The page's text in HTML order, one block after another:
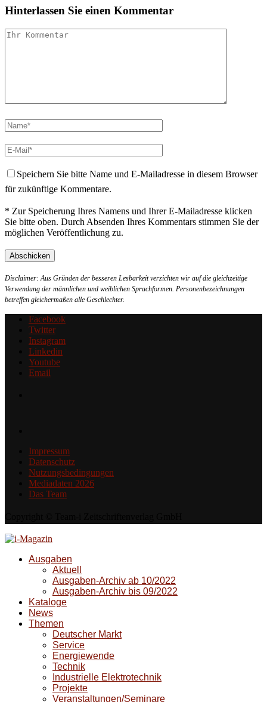
Hinterlassen Sie einen Kommentar
Speichern Sie bitte Name und E-Mailadresse in diesem Browser
für zukünftige Kommentare.
* Zur Speicherung Ihres Namens und Ihrer E-Mailadresse klicken
Sie bitte oben. Durch Absenden Ihres Kommentars stimmen Sie der
möglichen Veröffentlichung zu.
Disclaimer: Aus Gründen der besseren Lesbarkeit verzichten wir auf die gleichzeitige
Verwendung der männlichen und weiblichen Sprachformen. Personenbezeichnungen
betreffen gleichermaßen alle Geschlechter.
Facebook
Twitter
Instagram
Linkedin
Youtube
Email
Impressum
Datenschutz
Nutzungsbedingungen
Mediadaten 2026
Das Team
Ausgaben
Aktuell
Ausgaben-Archiv ab 10/2022
Ausgaben-Archiv bis 09/2022
Kataloge
News
Themen
Deutscher Markt
Service
Energiewende
Technik
Industrielle Elektrotechnik
Projekte
Veranstaltungen/Seminare